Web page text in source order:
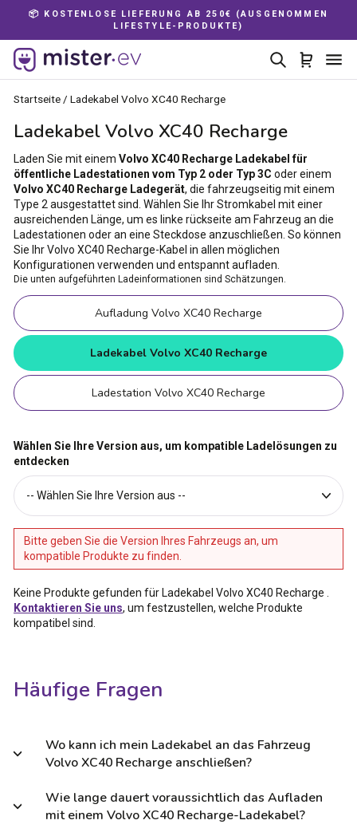
Inhalt
Pause
📦 KOSTENLOSE LIEFERUNG AB 250€ (AUSGENOMMEN
LIFESTYLE-PRODUKTE)
Suche
Startseite / Ladekabel Volvo XC40 Recharge
Ladekabel Volvo XC40 Recharge
Laden Sie mit einem Volvo XC40 Recharge Ladekabel für
öffentliche Ladestationen vom Typ 2 oder Typ 3C oder einem
Volvo XC40 Recharge Ladegerät, die fahrzeugseitig mit einem
Type 2 ausgestattet sind. Wählen Sie Ihr Stromkabel mit einer
ausreichenden Länge, um es linke rückseite am Fahrzeug an die
Ladestationen oder an eine Steckdose anzuschließen. So können
Sie Ihr Volvo XC40 Recharge-Kabel in allen möglichen
Konfigurationen verwenden und entspannt aufladen.
Die unten aufgeführten Ladeinformationen sind Schätzungen.
Aufladung Volvo XC40 Recharge
Ladekabel Volvo XC40 Recharge
Ladestation Volvo XC40 Recharge
Wählen Sie Ihre Version aus, um kompatible Ladelösungen zu
entdecken
Bitte geben Sie die Version Ihres Fahrzeugs an, um
kompatible Produkte zu finden.
Keine Produkte gefunden für Ladekabel Volvo XC40 Recharge
Kontaktieren Sie uns, um festzustellen, welche Produkte
kompatibel sind.
Häufige Fragen
Wo kann ich mein Ladekabel an das Fahrzeug
Volvo XC40 Recharge anschließen?
Wie lange dauert voraussichtlich das Aufladen
mit einem Volvo XC40 Recharge-Ladekabel?